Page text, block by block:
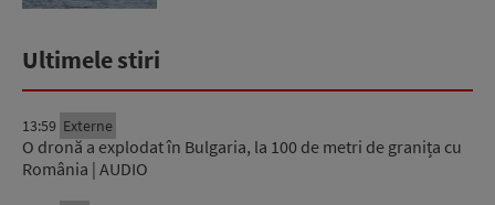
Ultimele stiri
13:59 Externe
O dronă a explodat în Bulgaria, la 100 de metri de granița cu
România | AUDIO